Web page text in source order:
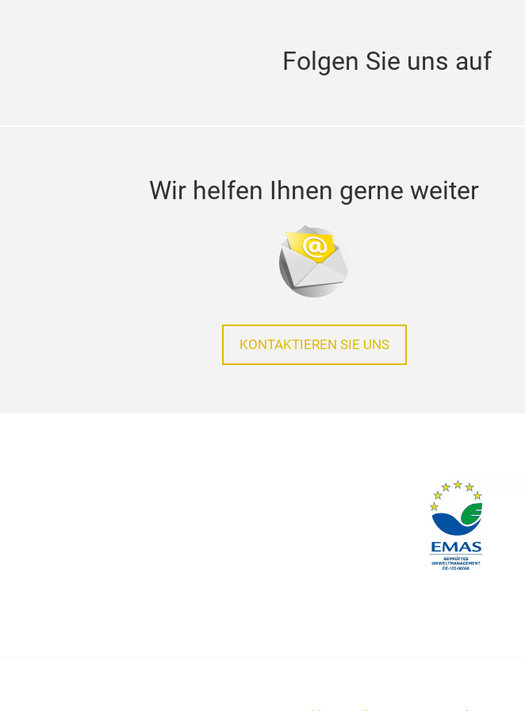
Folgen Sie uns auf
Wir helfen Ihnen gerne weiter
KONTAKTIEREN SIE UNS